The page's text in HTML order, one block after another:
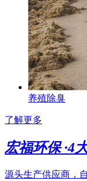
养殖除臭
了解更多
宏福环保 ·4
源头生产供应商，